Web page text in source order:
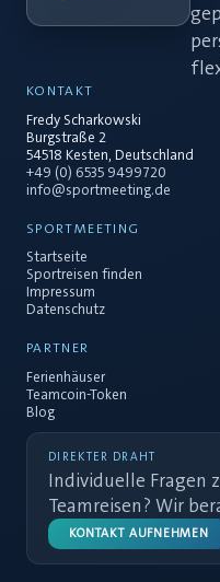
KONTAKT
Fredy Scharkowski
Burgstraße 2
54518 Kesten, Deutschland
+49 (0) 6535 9499720
info@sportmeeting.de
SPORTMEETING
Startseite
Sportreisen finden
Impressum
Datenschutz
PARTNER
Ferienhäuser
Teamcoin-Token
Blog
DIREKTER DRAHT
Individuelle Fragen
Teamreisen? Wir
KONTAKT AUFNEHMEN